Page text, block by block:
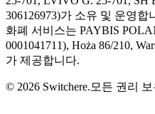
306126973)가 소유 및 운영
화폐 서비스는 PAYBIS
0001041711), Hoża 86/210,
가 제공합니다.
© 2026 Switchere.모든 권리 보